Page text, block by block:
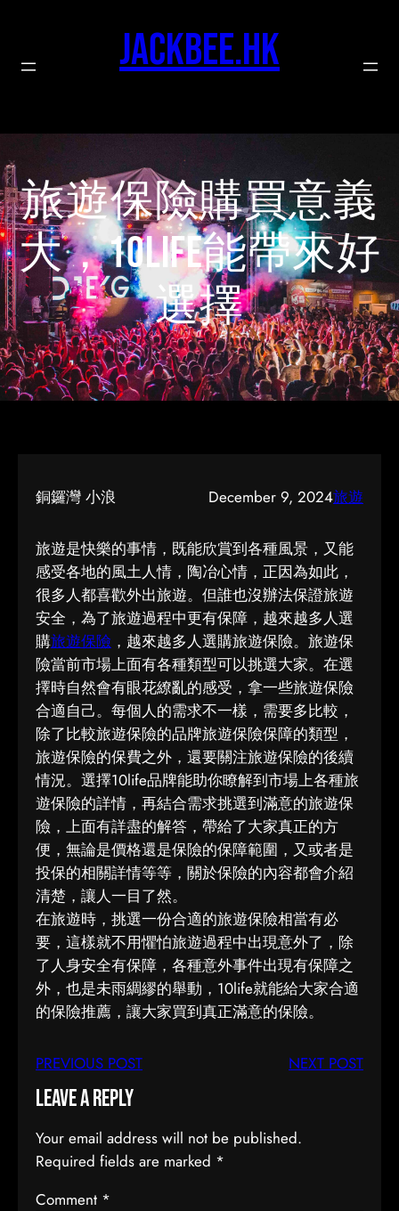
content
jackbee.hk
旅遊保險購買意義
大，10life能帶來好
選擇
銅鑼灣 小浪 December 9, 2024旅遊
旅遊是快樂的事情，既能欣賞到各種風景，又能
感受各地的風土人情，陶冶心情，正因為如此，
很多人都喜歡外出旅遊。但誰也沒辦法保證旅遊
安全，為了旅遊過程中更有保障，越來越多人選
購旅遊保險 ，越來越多人選購旅遊保險。旅遊保
險當前市場上面有各種類型可以挑選大家。在選
擇時自然會有眼花繚亂的感受，拿一些旅遊保險
合適自己。每個人的需求不一樣，需要多比較，
除了比較旅遊保險的品牌旅遊保險保障的類型，
旅遊保險的保費之外，還要關注旅遊保險的後續
情況。選擇10life品牌能助你瞭解到市場上各種旅
遊保險的詳情，再結合需求挑選到滿意的旅遊保
險，上面有詳盡的解答，帶給了大家真正的方
便，無論是價格還是保險的保障範圍，又或者是
投保的相關詳情等等，關於保險的內容都會介紹
清楚，讓人一目了然。
在旅遊時，挑選一份合適的旅遊保險相當有必
要，這樣就不用懼怕旅遊過程中出現意外了，除
了人身安全有保障，各種意外事件出現有保障之
外，也是未雨綢繆的舉動，10life就能給大家合適
的保險推薦，讓大家買到真正滿意的保險。
PREVIOUS POST NEXT POST
Leave a Reply
Your email address will not be published.
Required fields are marked *
Comment *